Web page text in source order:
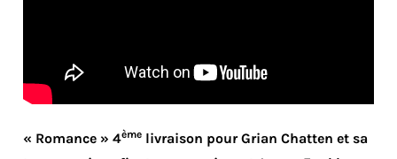
« Romance » 4ème livraison pour Grian Chatten et sa